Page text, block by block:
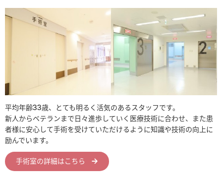
リハビリテーション科
健診センター
在宅サービス関連
地域医療連携室
平均年齢33歳、とても明るく活気のあるスタッフです。
新人からベテランまで日々進歩していく医療技術に合わせ、また患
者様に安心して手術を受けていただけるように知識や技術の向上に
励んでいます。
手術室の詳細はこちら